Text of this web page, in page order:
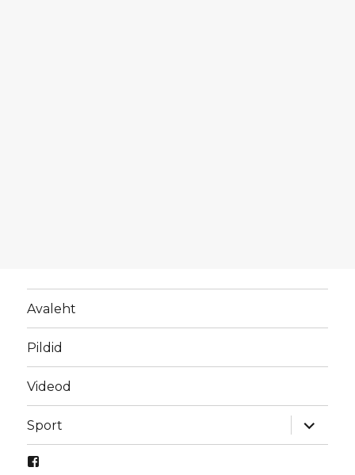
Avaleht
Pildid
Videod
Sport
laienda